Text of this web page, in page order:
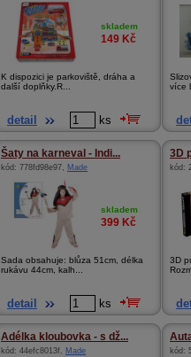
skladem
149 Kč
K dispozici je parkoviště, dráha a
další doplňky.R...
detail ks
více
Šaty na karneval - Indi...
kód: 778fd98e97, Made
skladem
399 Kč
Sada obsahuje: blůza 51cm, délka
rukávu 44cm, kalh...
detail ks
3D
kód:
3D
Adélka kloubovka - s dž...
kód: 44efc8013f, Made kód: